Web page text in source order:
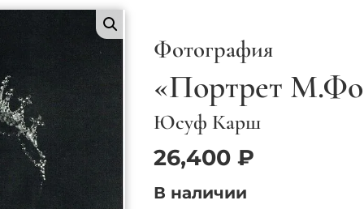
Фотография
«Портрет
Юсуф Карш
26,400 ₽
В наличии